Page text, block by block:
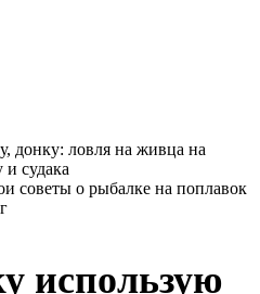
донку: ловля на живца на
судака
советы о рыбалке на поплавок
использую